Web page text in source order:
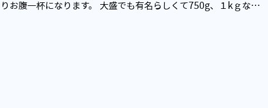
りお腹一杯になります。 大盛でも有名らしくて750g、１kｇなど